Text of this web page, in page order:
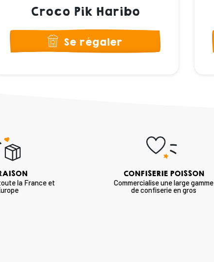
Croco Pik Haribo
Se régaler
la France et
CONFISERIE POISSON
Commercialise une large gamme
de confiserie en gros